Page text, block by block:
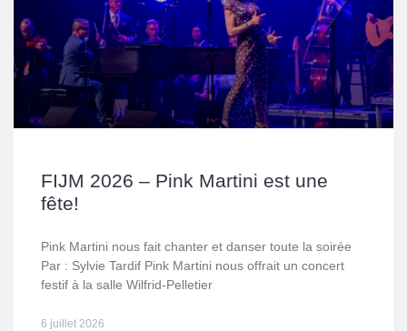
FIJM 2026 – Pink Martini est une
fête!
Pink Martini nous fait chanter et danser toute la soirée
Par : Sylvie Tardif Pink Martini nous offrait un concert
festif à la salle Wilfrid-Pelletier
6 juillet 2026